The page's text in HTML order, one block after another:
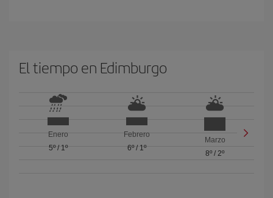
El tiempo en Edimburgo
Enero
5º/ 1º
Febrero
6º/ 1º
Marzo
8º /2º